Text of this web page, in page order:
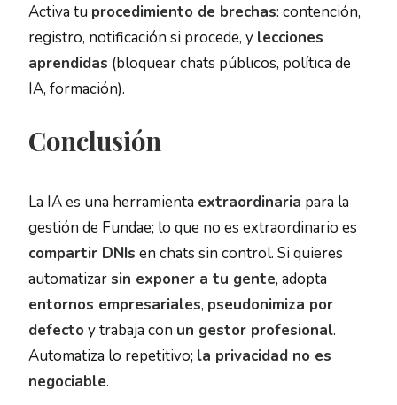
Activa tu procedimiento de brechas: contención,
registro, notificación si procede, y lecciones
aprendidas (bloquear chats públicos, política de
IA, formación).
Conclusión
La IA es una herramienta extraordinaria para la
gestión de Fundae; lo que no es extraordinario es
compartir DNIs en chats sin control. Si quieres
automatizarsin exponer a tu gente, adopta
entornos empresariales, pseudonimiza por
defectoy trabaja con un gestor profesional.
Automatiza lo repetitivo; la privacidad no es
negociable.